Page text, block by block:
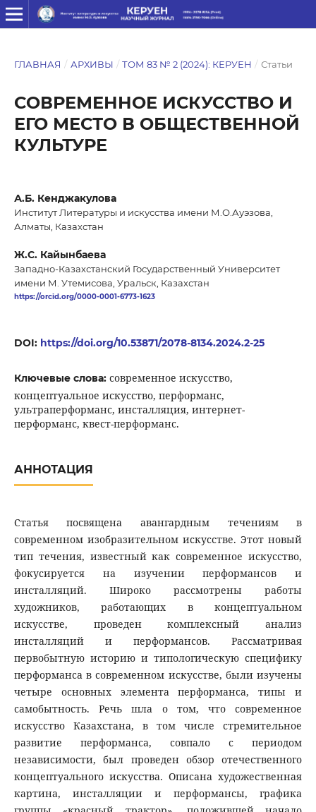
ГЛАВНАЯ / АРХИВЫ / ТОМ 83 № 2 (2024): КЕРУЕН / Статьи
СОВРЕМЕННОЕ ИСКУССТВО И
ЕГО МЕСТО В ОБЩЕСТВЕННОЙ
КУЛЬТУРЕ
А.Б. Кенджакулова
Институт Литературы и искусства имени М.О.Ауэзова,
Алматы, Казахстан
Ж.С. Кайынбаева
Западно-Казахстанский Государственный Университет
имени М. Утемисова, Уральск, Казахстан
https://orcid.org/0000-0001-6773-1623
DOI: https://doi.org/10.53871/2078-8134.2024.2-25
Ключевые слова: современное искусство,
концептуальное искусство, перформанс,
ультраперформанс, инсталляция, интернет-
перформанс, квест-перформанс.
АННОТАЦИЯ
Статья посвящена авангардным течениям в
современном изобразительном искусстве. Этот новый
тип течения, известный как современное искусство,
фокусируется на изучении перформансов и
инсталляций. Широко рассмотрены работы
художников, работающих в концептуальном
искусстве, проведен комплексный анализ
инсталляций и перформансов. Рассматривая
первобытную историю и типологическую специфику
перформанса в современном искусстве, были изучены
четыре основных элемента перформанса, типы и
самобытность. Речь шла о том, что современное
искусство Казахстана, в том числе стремительное
развитие перформанса, совпало с периодом
независимости, был проведен обзор отечественного
концептуального искусства. Описана художественная
картина, инсталляции и перформансы, графика